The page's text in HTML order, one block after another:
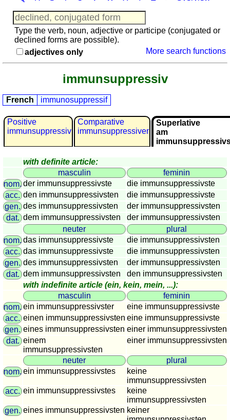
English
French
German
Italian
Portuguese
Romanian
Spanish
Dutch
Utilities
converters
Car
number
plates
Time
of
sunset
Bicycle
tours
Small
travel
vocabulary
(pdf)
GAMES
Geography
Quiz
of
coasts
and
Geography
Type the verb, noun, adjective or participe (conjugated or
declined forms are possible).
adjectives only
More search functions
immunsuppressiv
French immunosuppressif
Positive
immunsuppressiv
Comparative
immunsuppressiver
Superlative
am
with definite article:
masculin
feminin
nom.der immunsuppressivste
die immunsuppressivste
acc. den immunsuppressivsten
die immunsuppressivste
gen. des immunsuppressivsten
der immunsuppressivsten
dat. dem immunsuppressivsten
der immunsuppressivsten
neuter
plural
nom.das immunsuppressivste
die immunsuppressivsten
acc. das immunsuppressivste
die immunsuppressivsten
gen. des immunsuppressivsten
der immunsuppressivsten
dat. dem immunsuppressivsten
den immunsuppressivsten
with indefinite article (ein, kein, mein, ...):
masculin
feminin
nom.ein immunsuppressivster
eine immunsuppressivste
acc. einen immunsuppressivsten eine immunsuppressivste
gen. eines immunsuppressivsten einer immunsuppressivsten
dat. einem
immunsuppressivsten
einer immunsuppressivsten
neuter
plural
nom.ein immunsuppressivstes
keine
immunsuppressivsten
acc. ein immunsuppressivstes
keine
immunsuppressivsten
gen. eines immunsuppressivsten keiner